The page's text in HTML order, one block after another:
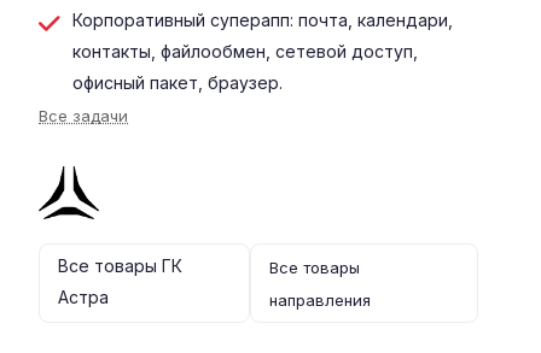
Корпоративный суперапп: почта, календари,
контакты, файлообмен, сетевой доступ,
офисный пакет, браузер.
Все задачи
Все товары ГК
Астра
Все товары
направления